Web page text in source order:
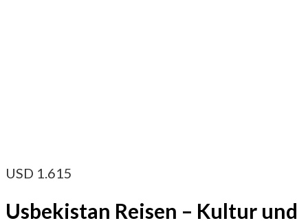
USD 1.615
Usbekistan Reisen – Kultur und